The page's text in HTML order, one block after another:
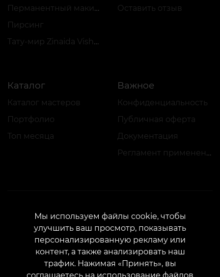
Перманентный макияж
Пирсинг
Тату-мир Zinaida Vishenka
Оставить отзыв
Каталог
Каталог мастеров
Портфолио
Топ месяца
Важное
Конфиденциальность
Публичная оферта
Документация
Регламент применения акций
КОНТАКТЫ
Свяжитесь с нами:customers@vean-tattoo.com
Сотрудничество:marketing.veantattoo@gmail.com
Жалобы и предложения:complaints@vean-tattoo.com
Мы используем файлы cookie, чтобы
улучшить ваш просмотр, показывать
персонализированную рекламу или
контент, а также анализировать наш
трафик. Нажимая «Принять», вы